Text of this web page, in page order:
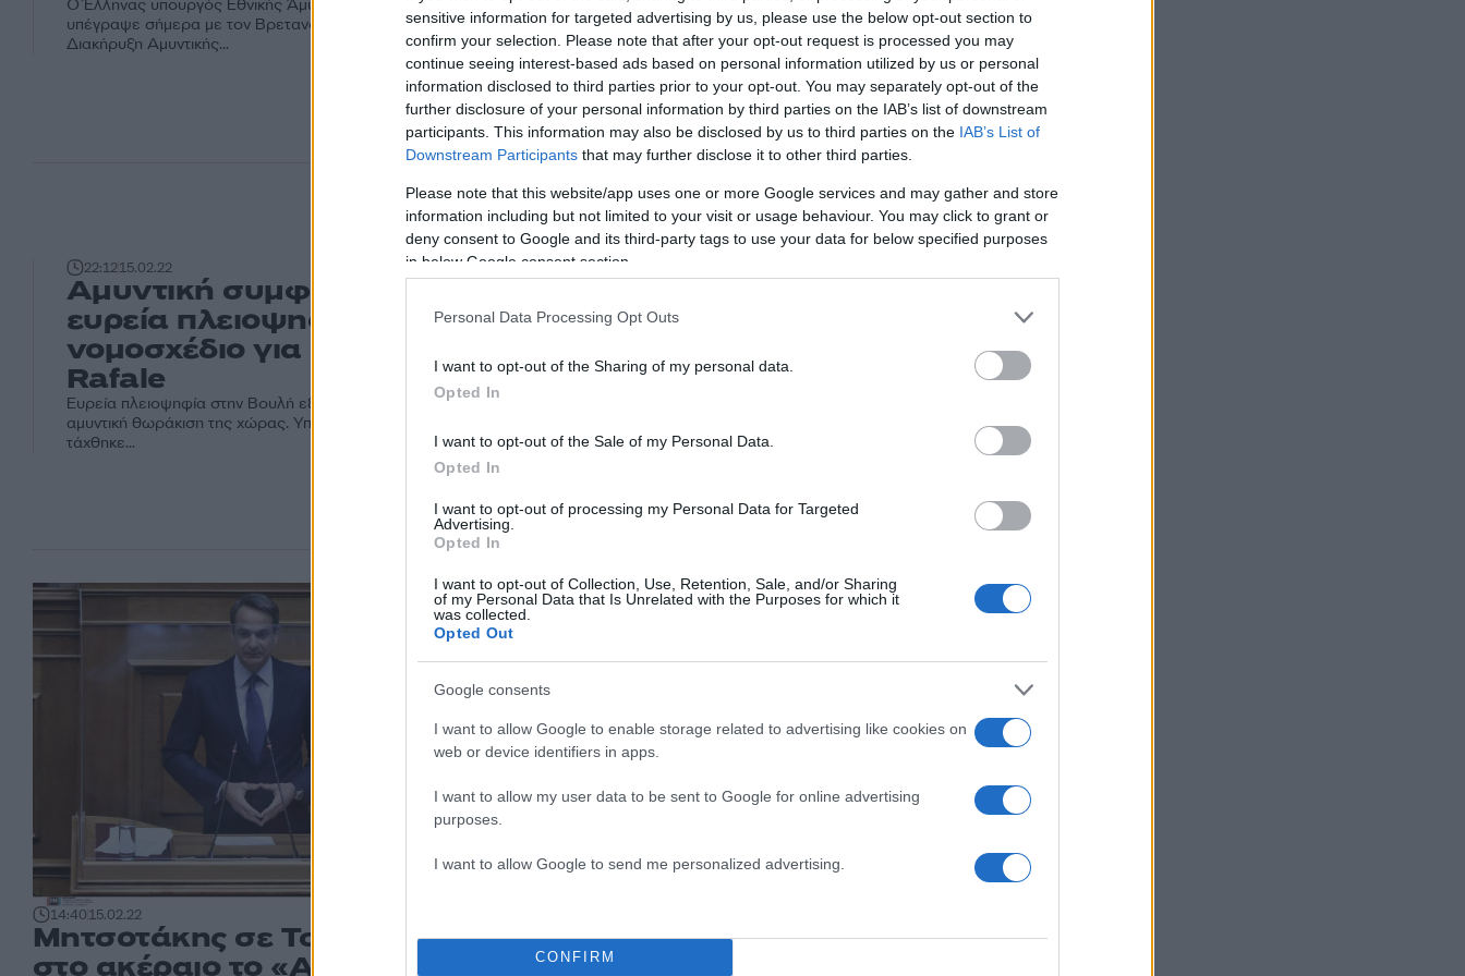
sensitive information for targeted advertising by us, please use the below opt-out section to
confirm your selection. Please note that after your opt-out request is processed you may
continue seeing interest-based ads based on personal information utilized by us or personal
information disclosed to third parties prior to your opt-out. You may separately opt-out of the
further disclosure of your personal information by third parties on the IAB’s list of downstream
participants. This information may also be disclosed by us to third parties on the IAB’s List of
Downstream Participants that may further disclose it to other third parties.
Please note that this website/app uses one or more Google services and may gather and store
information including but not limited to your visit or usage behaviour. You may click to grant or
deny consent to Google and its third-party tags to use your data for below specified purposes
in below Google consent section.
Personal Data Processing Opt Outs
I want to opt-out of the Sharing of my personal data.
Opted In
I want to opt-out of the Sale of my Personal Data.
Opted In
I want to opt-out of processing my Personal Data for Targeted
Advertising.
Opted In
I want to opt-out of Collection, Use, Retention, Sale, and/or Sharing
of my Personal Data that Is Unrelated with the Purposes for which it
was collected.
Opted Out
Google consents
I want to allow Google to enable storage related to advertising like cookies on
web or device identifiers in apps.
I want to allow my user data to be sent to Google for online advertising
purposes.
I want to allow Google to send me personalized advertising.
CONFIRM
Ο Έλληνας υπουργός Εθνικής Άμυνας Νίκος Παναγιωτόπουλος
υπέγραψε σήμερα με τον Βρετανό ομόλογο του Μπεν Γουάλας μια
Διακήρυξη Αμυντικής...
22:1215.02.22
Αμυντική συμφωνία: Πέρασε με
ευρεία πλειοψηφία στη Βουλή το
νομοσχέδιο για Belh@ara και
Rafale
Ευρεία πλειοψηφία στην Βουλή εξασφάλισε το νομοσχέδιο για την
αμυντική θωράκιση της χώρας. Υπέρ της αρχής του νομοσχεδίου
τάχθηκε...
14:4015.02.22
Μητσοτάκης σε Τσίπρα: Ισχύει
στο ακέραιο το «Ανήκομεν εις
Μητσοτάκης: Στην Άγκυρα
παραχαράσσουν Διεθνές